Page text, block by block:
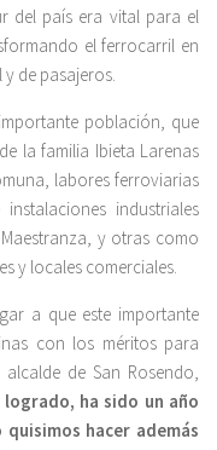
del país era vital para el
el ferrocarril en
de pasajeros.
población, que
la familia Ibieta Larenas
labores ferroviarias
industriales
y otras como
y locales comerciales.
a que este importante
con los méritos para
de San Rosendo,
ha sido un año
hacer además